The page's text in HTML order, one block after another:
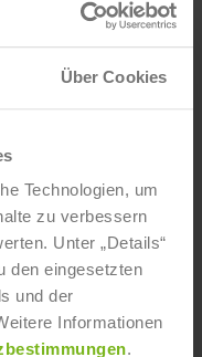
Über Cookies
Technologien, um
zu verbessern
Unter „Details“
den eingesetzten
und der
Informationen
.
von Bio-
etwa durch den
und Blockchain-
zu
aus
der Europäischen
über die
noch
Beispiel mit